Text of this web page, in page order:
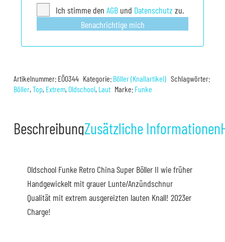
Ich stimme denAGB und Datenschutz zu.
Benachrichtige mich
Artikelnummer: EÖ0344 Kategorie: Böller (Knallartikel) Schlagwörter:
Böller, Top, Extrem, Oldschool, Laut Marke: Funke
BeschreibungZusätzliche Informationen
Oldschool Funke Retro China Super Böller II wie früher
Handgewickelt mit grauer Lunte/Anzündschnur
Qualität mit extrem ausgereizten lauten Knall! 2023er
Charge!